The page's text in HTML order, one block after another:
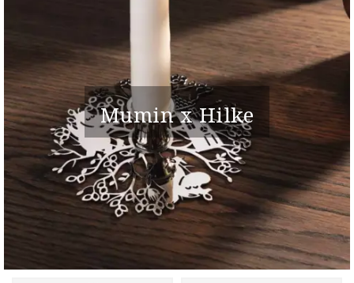
Mumin x Hilke